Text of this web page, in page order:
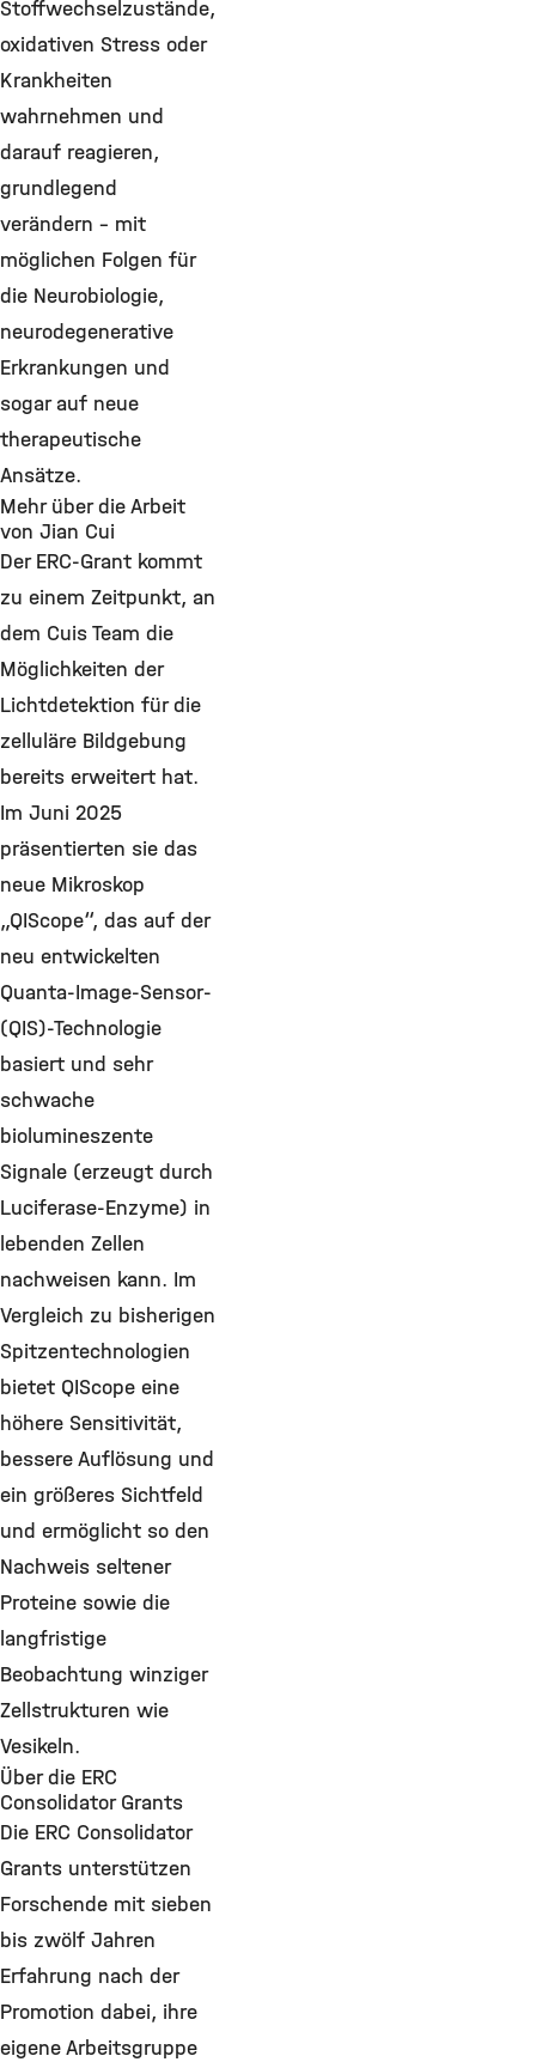
Stoffwechselzustände,
oxidativen Stress oder
Krankheiten
wahrnehmen und
darauf reagieren,
grundlegend
verändern – mit
möglichen Folgen für
die Neurobiologie,
neurodegenerative
Erkrankungen und
sogar auf neue
therapeutische
Ansätze.
Mehr über die Arbeit
von Jian Cui
Der ERC-Grant kommt
zu einem Zeitpunkt, an
dem Cuis Team die
Möglichkeiten der
Lichtdetektion für die
zelluläre Bildgebung
bereits erweitert hat.
Im Juni 2025
präsentierten sie das
neue Mikroskop
„QIScope“, das auf der
neu entwickelten
Quanta-Image-Sensor-
(QIS)-Technologie
basiert und sehr
schwache
biolumineszente
Signale (erzeugt durch
Luciferase-Enzyme) in
lebenden Zellen
nachweisen kann. Im
Vergleich zu bisherigen
Spitzentechnologien
bietet QIScope eine
höhere Sensitivität,
bessere Auflösung und
ein größeres Sichtfeld
und ermöglicht so den
Nachweis seltener
Proteine sowie die
langfristige
Beobachtung winziger
Zellstrukturen wie
Vesikeln.
Über die ERC
Consolidator Grants
Die ERC Consolidator
Grants unterstützen
Forschende mit sieben
bis zwölf Jahren
Erfahrung nach der
Promotion dabei, ihre
eigene Arbeitsgruppe